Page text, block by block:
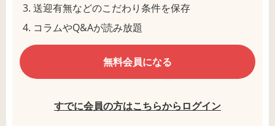
送迎有無などのこだわり条件を保存
コラムやQ&Aが読み放題
無料会員になる
すでに会員の方はこちらからログイン